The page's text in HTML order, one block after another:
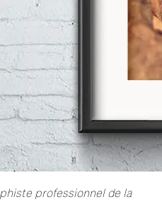
professionnel de la